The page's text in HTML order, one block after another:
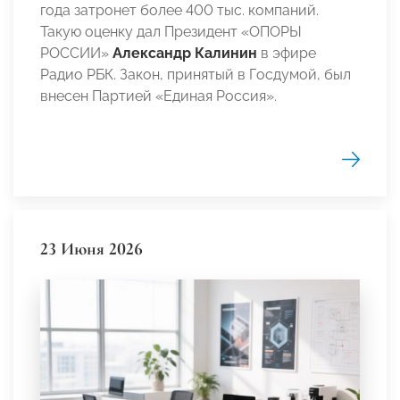
года затронет более 400 тыс. компаний.
Такую оценку дал Президент «ОПОРЫ
РОССИИ» Александр Калинин в эфире
Радио РБК. Закон, принятый в Госдумой, был
внесен Партией «Единая Россия».
23 Июня 2026